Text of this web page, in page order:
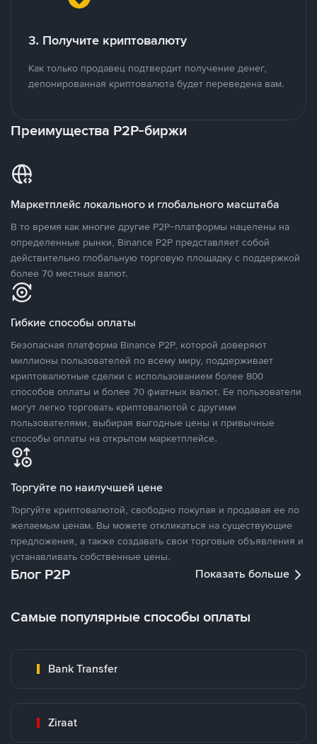
3. Получите криптовалюту
Как только продавец подтвердит получение денег,
депонированная криптовалюта будет переведена вам.
Преимущества P2P-биржи
Маркетплейс локального и глобального масштаба
В то время как многие другие P2P-платформы нацелены на
определенные рынки, Binance P2P представляет собой
действительно глобальную торговую площадку с поддержкой
более 70 местных валют.
Гибкие способы оплаты
Безопасная платформа Binance P2P, которой доверяют
миллионы пользователей по всему миру, поддерживает
криптовалютные сделки с использованием более 800
способов оплаты и более 70 фиатных валют. Ее пользователи
могут легко торговать криптовалютой с другими
пользователями, выбирая выгодные цены и привычные
способы оплаты на открытом маркетплейсе.
Торгуйте по наилучшей цене
Торгуйте криптовалютой, свободно покупая и продавая ее по
желаемым ценам. Вы можете откликаться на существующие
предложения, а также создавать свои торговые объявления и
устанавливать собственные цены.
Блог P2P Показать больше
Самые популярные способы оплаты
Bank Transfer
Ziraat